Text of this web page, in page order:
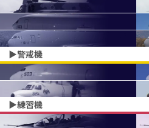
▶︎警戒機
▶︎練習機